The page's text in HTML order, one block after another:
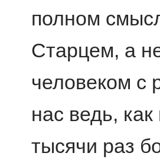
полном
Старцем, а
человеком с
нас ведь,
тысячи раз